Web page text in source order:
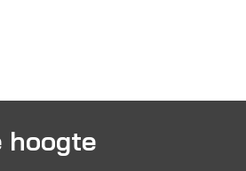
hoogte